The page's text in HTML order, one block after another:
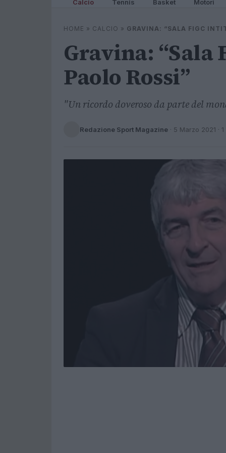
Calcio Tennis Basket Motori
HOME » CALCIO » GRAVINA: “SALA FIGC
Gravina:
Paolo Rossi”
"Un ricordo doveroso da parte del
Redazione Sport Magazine · 5 Marzo 2021 ·